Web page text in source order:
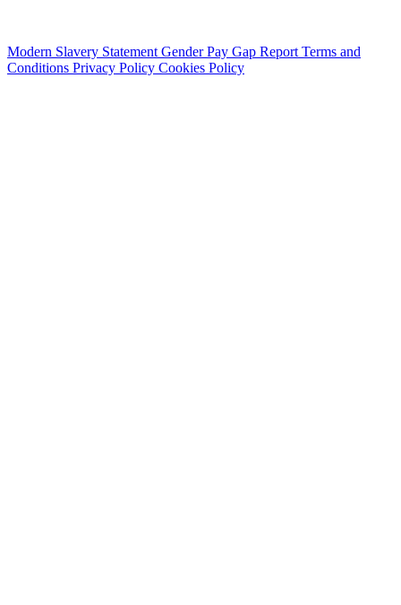
Modern Slavery Statement Gender Pay Gap Report Terms and
Conditions Privacy Policy Cookies Policy